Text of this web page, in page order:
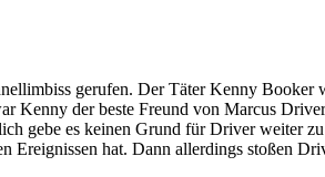
gerufen. Der Täter Kenny
Kenny der beste Freund von Marcus
gebe es keinen Grund für Driver weiter
Ereignissen hat. Dann allerdings stoßen